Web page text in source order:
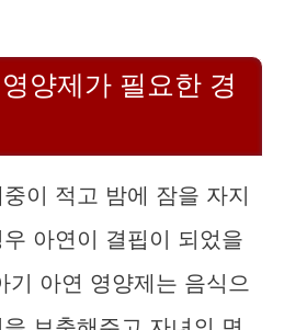
양제가 필요한 경
이 적고 밤에 잠을 자지
아연이 결핍이 되었을
기 아연 영양제는 음식으